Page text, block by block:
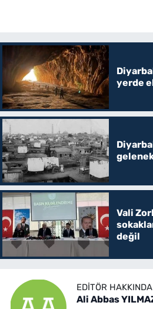
yerde
Vali
değil
EDITÖR HAKKINDA
Ali Abbas